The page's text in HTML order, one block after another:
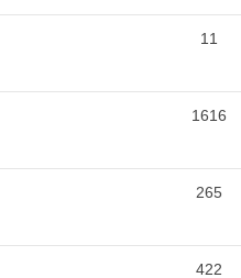
11
1616
265
422